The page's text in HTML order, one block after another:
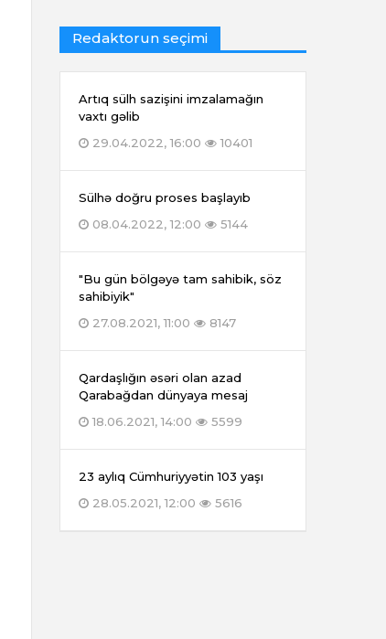
Redaktorun seçimi
Artıq sülh sazişini imzalamağın
vaxtı gəlib
29.04.2022, 16:00
10401
Sülhə doğru proses başlayıb
08.04.2022, 12:00
5144
"Bu gün bölgəyə tam sahibik, söz
sahibiyik"
27.08.2021, 11:00
8147
Qardaşlığın əsəri olan azad
Qarabağdan dünyaya mesaj
18.06.2021, 14:00
5599
23 aylıq Cümhuriyyətin 103 yaşı
28.05.2021, 12:00
5616